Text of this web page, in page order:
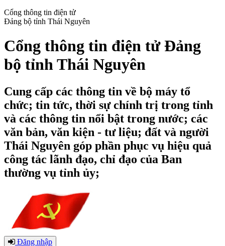
Cổng thông tin điện tử
Đảng bộ tỉnh Thái Nguyên
Cổng thông tin điện tử Đảng
bộ tỉnh Thái Nguyên
Cung cấp các thông tin về bộ máy tổ
chức; tin tức, thời sự chính trị trong tỉnh
và các thông tin nổi bật trong nước; các
văn bản, văn kiện - tư liệu; đất và người
Thái Nguyên góp phần phục vụ hiệu quả
công tác lãnh đạo, chỉ đạo của Ban
thường vụ tỉnh ủy;
Đăng nhập